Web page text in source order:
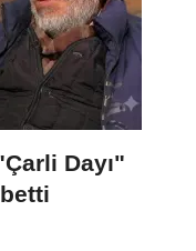
Dayı"